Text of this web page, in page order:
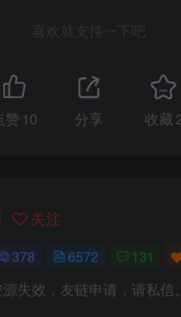
喜欢就支持一下吧
赞 10 分享 收藏 2
关注
378 6572 131
源失效，友链申请，请私信。